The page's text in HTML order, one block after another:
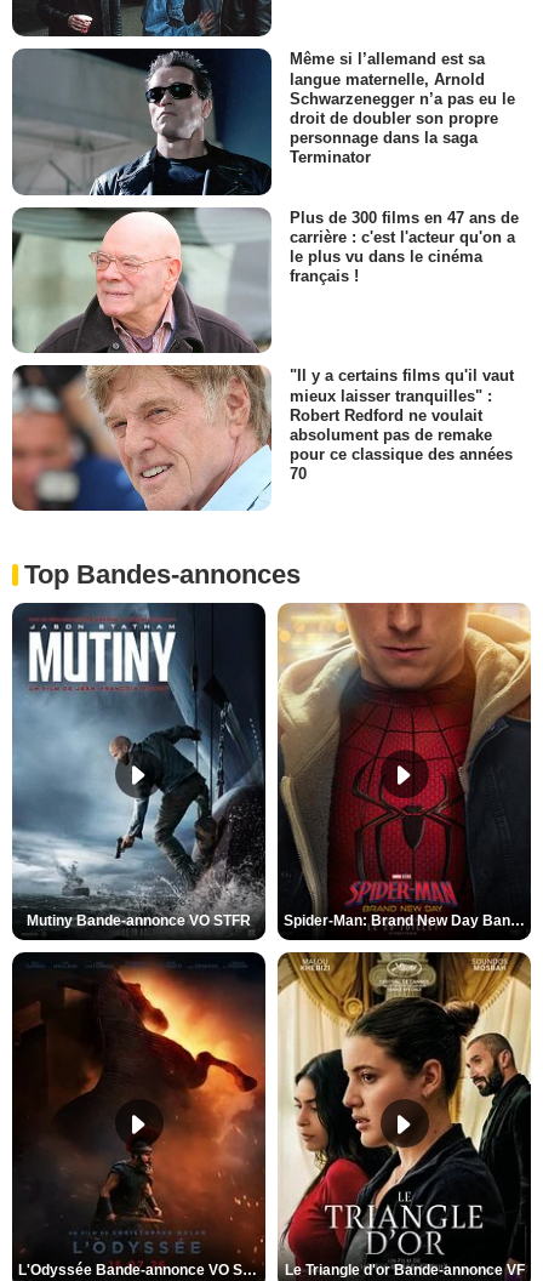
Même si l’allemand est sa
langue maternelle, Arnold
Schwarzenegger n’a pas eu le
droit de doubler son propre
personnage dans la saga
Terminator
Plus de 300 films en 47 ans de
carrière : c'est l'acteur qu'on a
le plus vu dans le cinéma
français !
"Il y a certains films qu'il vaut
mieux laisser tranquilles" :
Robert Redford ne voulait
absolument pas de remake
pour ce classique des années
70
Top Bandes-annonces
Mutiny Bande-annonce VO STFR Spider-Man: Brand New Day Bande-annonce VO STFR
L'Odyssée Bande-annonce VO STFR Le Triangle d'or Bande-annonce VF